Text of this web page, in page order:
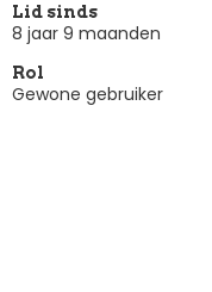
Lid sinds
8 jaar 9 maanden
Rol
Gewone gebruiker